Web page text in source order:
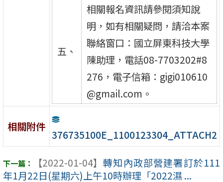
五、
相關報名資訊請參閱須知說
明，如有相關疑問，請洽本案
聯絡窗口：國立屏東科技大學
陳助理，電話08-7703202#8
276，電子信箱：gigi010610
@gmail.com。
相關附件
376735100E_1100123304_ATTACH2
【2022-01-04】 轉知內政部營建署訂於111
年1月22日(星期六)上午10時辦理「2022濕 ...